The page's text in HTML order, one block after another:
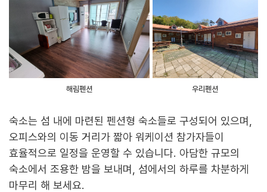
해림펜션 우리펜션
숙소는 섬 내에 마련된 펜션형 숙소들로 구성되어 있으며,
오피스와의 이동 거리가 짧아 워케이션 참가자들이
효율적으로 일정을 운영할 수 있습니다. 아담한 규모의
숙소에서 조용한 밤을 보내며, 섬에서의 하루를 차분하게
마무리 해 보세요.